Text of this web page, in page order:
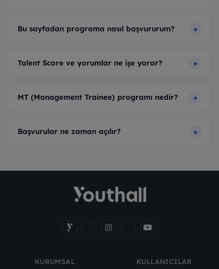
Bu sayfadan programa nasıl başvururum?
Talent Score ve yorumlar ne işe yarar?
MT (Management Trainee) programı nedir?
Başvurular ne zaman açılır?
KURUMSAL KULLANICILAR